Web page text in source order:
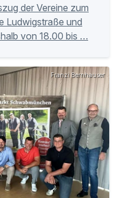
der Vereine zum
Ludwigstraße und
von 18.00 bis …
Franzi Bernhauser